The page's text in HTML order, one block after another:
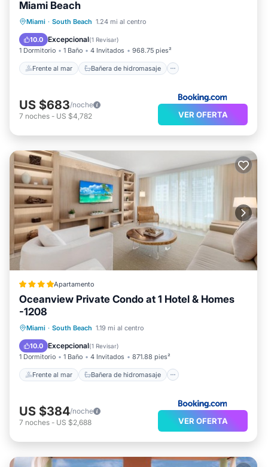
Miami Beach
Miami · South Beach 1.24 mi al centro
10.0 Excepcional(1 Revisar)
1 Dormitorio 1 Baño 4 Invitados 968.75 pies²
Frente al mar Bañera de hidromasaje
Frente al mar
Bañera de hidromasaje
Aparcamiento
US $683/noche
7 noches - US $4,782 VER OFERTA
Apartamento
Oceanview Private Condo at 1 Hotel & Homes
-1208
Miami · South Beach 1.19 mi al centro
10.0 Excepcional(1 Revisar)
1 Dormitorio 1 Baño 4 Invitados 871.88 pies²
Frente al mar Bañera de hidromasaje
Frente al mar
Bañera de hidromasaje
Desayuno
Aparcamiento
US $384/noche
7 noches - US $2,688 VER OFERTA